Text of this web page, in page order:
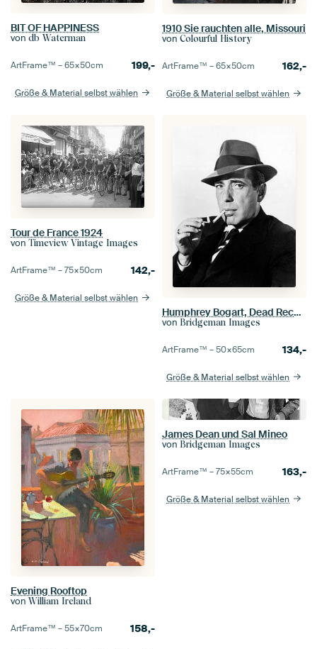
BIT OF HAPPINESS
von db Waterman
ArtFrame™ –65×50cm 199,-
Größe & Material selbst wählen
1910 Sie rauchten alle, Missouri
von Colourful History
ArtFrame™ –65×50cm 162,-
Größe & Material selbst wählen
Tour de France 1924
von Timeview Vintage Images
ArtFrame™ –75×50cm 142,-
Größe & Material selbst wählen
Humphrey Bogart, Dead Reckoning 1947
von Bridgeman Images
ArtFrame™ –50×65cm 134,-
Größe & Material selbst wählen
Evening Rooftop
von William Ireland
ArtFrame™ –55×70cm 158,-
James Dean und Sal Mineo
von Bridgeman Images
ArtFrame™ –75×55cm 163,-
Größe & Material selbst wählen